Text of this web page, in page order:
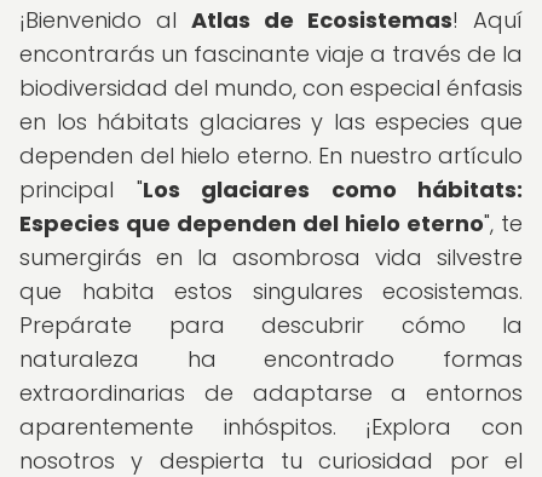
¡Bienvenido al Atlas de Ecosistemas! Aquí
encontrarás un fascinante viaje a través de la
biodiversidad del mundo, con especial énfasis
en los hábitats glaciares y las especies que
dependen del hielo eterno. En nuestro artículo
principal "Los glaciares como hábitats:
Especies que dependen del hielo eterno", te
sumergirás en la asombrosa vida silvestre
que habita estos singulares ecosistemas.
Prepárate para descubrir cómo la
naturaleza ha encontrado formas
extraordinarias de adaptarse a entornos
aparentemente inhóspitos. ¡Explora con
nosotros y despierta tu curiosidad por el